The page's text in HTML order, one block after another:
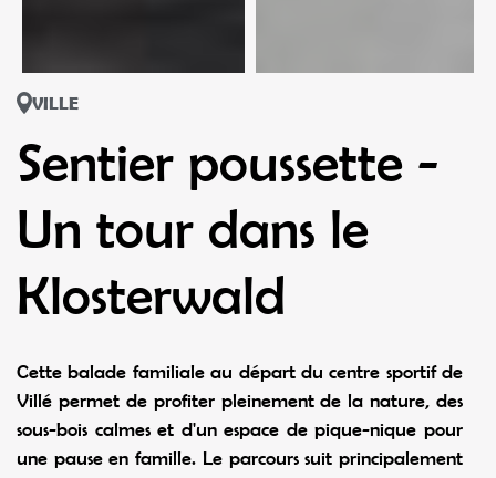
VILLE
Sentier poussette -
Un tour dans le
Klosterwald
Cette balade familiale au départ du centre sportif de
Villé permet de profiter pleinement de la nature, des
sous-bois calmes et d'un espace de pique-nique pour
une pause en famille. Le parcours suit principalement